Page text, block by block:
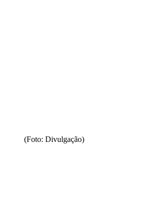
(Foto: Divulgação)